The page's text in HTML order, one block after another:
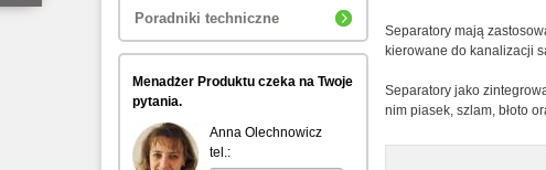
Poradniki techniczne
Menadżer Produktu czeka na Twoje
pytania.
Anna Olechnowicz
tel.:
Separatory mają
kierowane do kanalizacji
Separatory jako
nim piasek, szlam, błoto